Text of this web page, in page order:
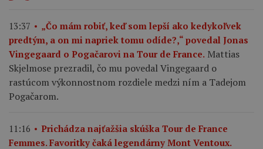
13:37
„Čo mám robiť, keď som lepší ako kedykoľvek
predtým, a on mi napriek tomu odíde?,“ povedal Jonas
Vingegaard o Pogačarovi na Tour de France. Mattias
Skjelmose prezradil, čo mu povedal Vingegaard o
rastúcom výkonnostnom rozdiele medzi ním a Tadejom
Pogačarom.
11:16
Prichádza najťažšia skúška Tour de France
Femmes. Favoritky čaká legendárny Mont Ventoux.